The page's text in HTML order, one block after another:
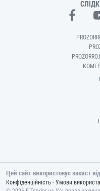
Цей сайт використовує захист
Конфіденційність - Умови